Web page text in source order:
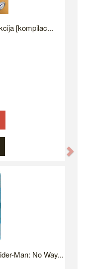
[kompilac...
Man: No Way...